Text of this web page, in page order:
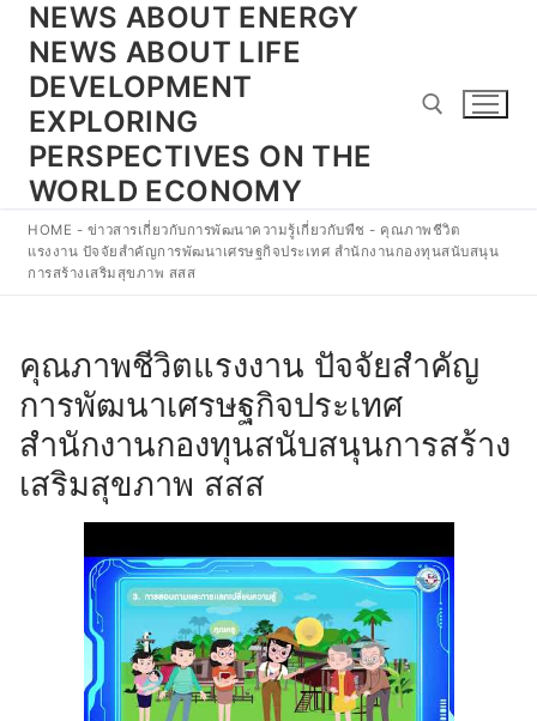
Skip
content
NEWS ABOUT ENERGY
NEWS ABOUT LIFE
DEVELOPMENT
EXPLORING
PERSPECTIVES ON THE
WORLD ECONOMY
Search for:
HOME - ข่าวสารเกี่ยวกับการพัฒนาความรู้เกี่ยวกับพืช - คุณภาพชีวิต
แรงงาน ปัจจัยสำคัญการพัฒนาเศรษฐกิจประเทศ สำนักงานกองทุนสนับสนุน
การสร้างเสริมสุขภาพ สสส
คุณภาพชีวิตแรงงาน ปัจจัยสำคัญ
การพัฒนาเศรษฐกิจประเทศ
สำนักงานกองทุนสนับสนุนการสร้าง
เสริมสุขภาพ สสส